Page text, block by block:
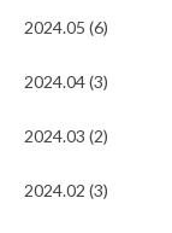
2024.05 (6)
2024.04 (3)
2024.03 (2)
2024.02 (3)